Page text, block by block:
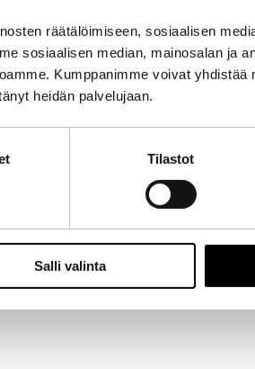
räätälöimiseen, sosiaalisen
sosiaalisen median, mainosalan ja
Kumppanimme voivat yhdistää
heidän palvelujaan.
Tilastot
Salli valinta